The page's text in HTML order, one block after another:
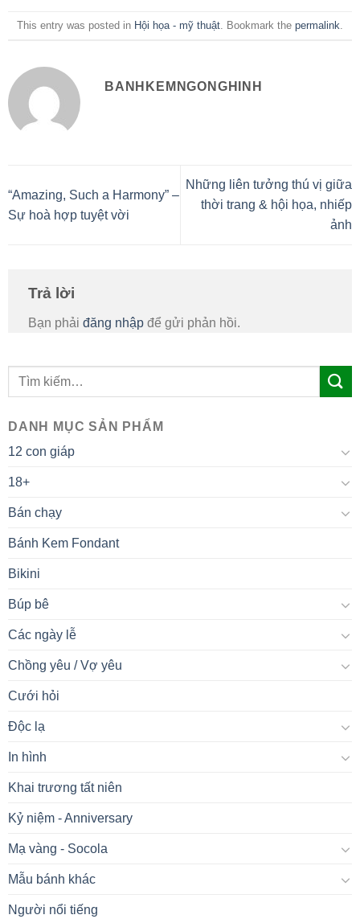
This entry was posted in Hội họa - mỹ thuật . Bookmark the permalink
BANHKEMNGONGHINH
“Amazing, Such a Harmony” –
Sự hoà hợp tuyệt vời
Những liên tưởng thú vị giữa
thời trang & hội họa, nhiếp
ảnh
Trả lời
Bạn phải đăng nhập để gửi phản hồi.
DANH MỤC SẢN PHẨM
12 con giáp
18+
Bán chạy
Bánh Kem Fondant
Bikini
Búp bê
Các ngày lễ
Chồng yêu / Vợ yêu
Cưới hỏi
Độc lạ
In hình
Khai trương tất niên
Kỷ niệm - Anniversary
Mạ vàng - Socola
Mẫu bánh khác
Người nổi tiếng